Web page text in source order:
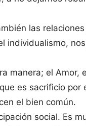
las
individualismo,
manera; el Amor,
es sacrificio por
el bien común.
social. Es